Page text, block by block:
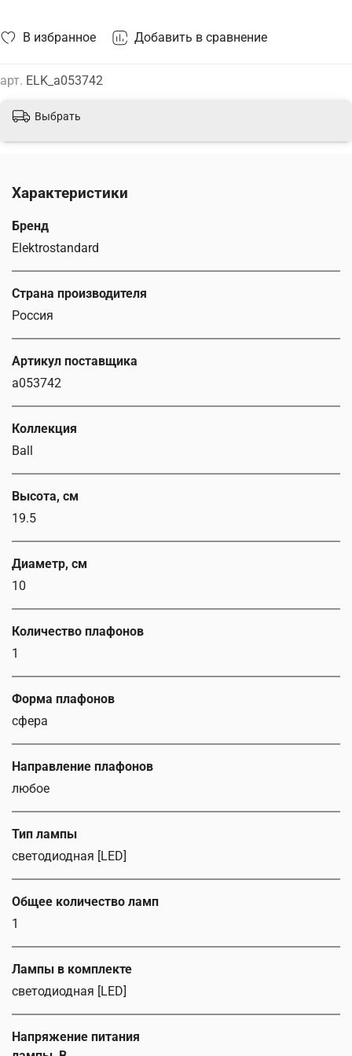
В избранное Добавить в сравнение
арт. ELK_a053742
Выбрать
Характеристики
Бренд
Elektrostandard
Страна производителя
Россия
Артикул поставщика
a053742
Коллекция
Ball
Высота, см
19.5
Диаметр, см
10
Количество плафонов
1
Форма плафонов
сфера
Направление плафонов
любое
Тип лампы
светодиодная [LED]
Общее количество ламп
1
Лампы в комплекте
светодиодная [LED]
Напряжение питания